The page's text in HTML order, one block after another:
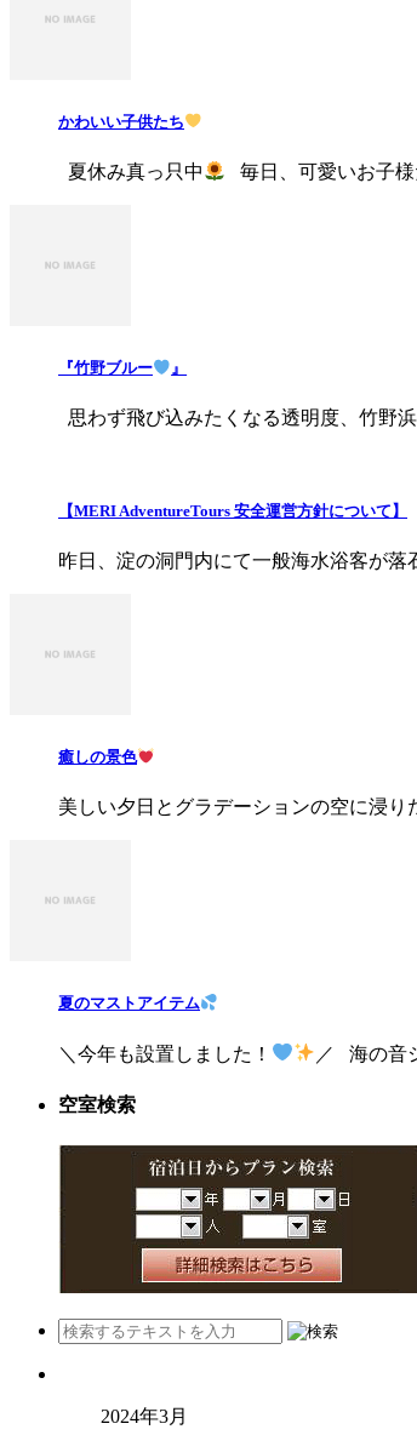
かわいい子供たち
夏休み真っ只中 毎日、可愛いお子
『竹野ブルー 』
思わず飛び込みたくなる透明度、竹野浜
【MERI AdventureTours 安全運営方針について】
昨日、淀の洞門内にて一般海水浴客が
癒しの景色
美しい夕日とグラデーションの空に浸
夏のマストアイテム
＼今年も設置しました！ ／ 海の音
空室検索
2024年3月